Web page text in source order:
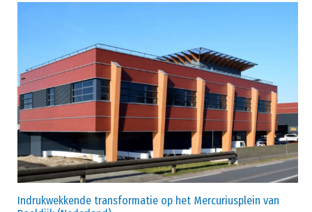
Indrukwekkende transformatie op het Mercuriusplein van